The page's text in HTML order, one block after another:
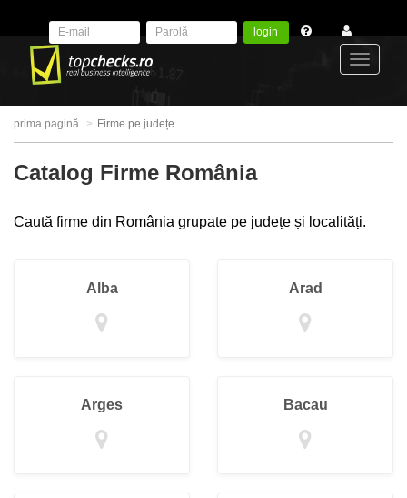
login
prima pagină Firme pe județe
Catalog Firme România
Caută firme din România grupate pe județe și localități.
Alba Arad
Arges Bacau